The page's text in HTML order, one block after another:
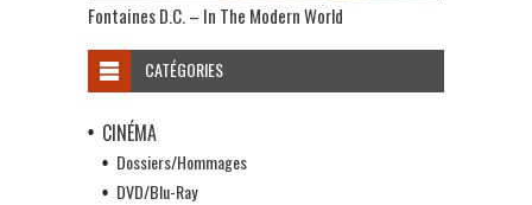
Fontaines D.C. – In The Modern World
CATÉGORIES
CINÉMA
Dossiers/Hommages
DVD/Blu-Ray